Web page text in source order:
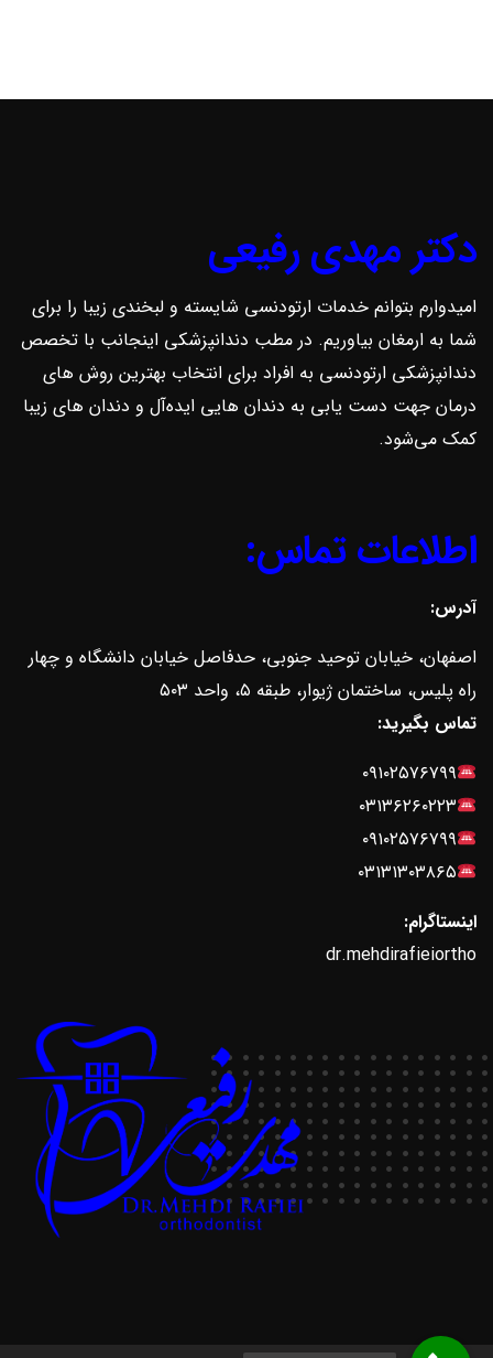
دکتر مهدی رفیعی
امیدوارم بتوانم خدمات ارتودنسی شایسته و لبخندی زیبا را برای
شما به ارمغان بیاوریم. در مطب دندانپزشکی اینجانب با تخصص
دندانپزشکی ارتودنسی به افراد برای انتخاب بهترین روش ‌های
درمان جهت دست یابی به دندان هایی ایده‌آل و دندان های زیبا
کمک می‌شود.
اطلاعات تماس:
آدرس:
اصفهان، خیابان توحید جنوبی، حدفاصل خیابان دانشگاه و چهار
راه پلیس، ساختمان ژیوار، طبقه ۵، واحد ۵۰۳
تماس بگیرید:
۰۹۱۰۲۵۷۶۷۹۹
۰۳۱۳۶۲۶۰۲۲۳
۰۹۱۰۲۵۷۶۷۹۹
۰۳۱۳۱۳۰۳۸۶۵
اینستاگرام:
dr.mehdirafieiortho